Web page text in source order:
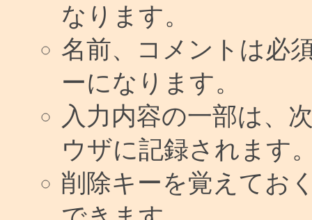
なります。
名前、コメントは必
ーになります。
入力内容の一部は、
ウザに記録されます
削除キーを覚えてお